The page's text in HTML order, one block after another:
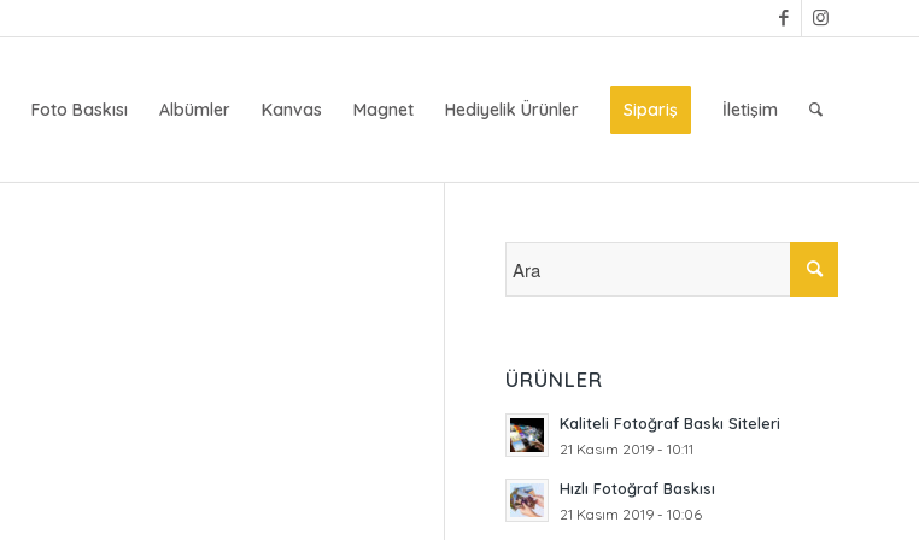
Foto Baskısı Albümler Kanvas Magnet Hediyelik Ürünler Sipariş İletişim
ÜRÜNLER
Kaliteli Fotoğraf Baskı Siteleri
21 Kasım 2019 - 10:11
Hızlı Fotoğraf Baskısı
21 Kasım 2019 - 10:06